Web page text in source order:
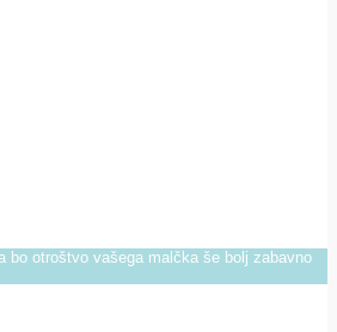
bo otroštvo vašega malčka še bolj zabavno